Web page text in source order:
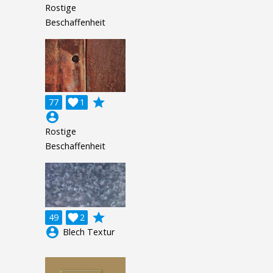
Rostige
Beschaffenheit
77 1

grade
account_circle
Rostige
Beschaffenheit
49 2

grade
account_circle Blech Textur